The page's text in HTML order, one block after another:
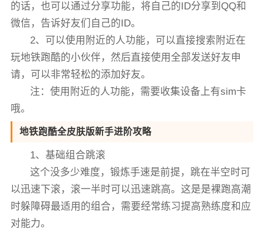
的话，也可以通过分享功能，将自己的ID分享到QQ和
微信，告诉好友们自己的ID。
2、可以使用附近的人功能，可以直接搜索附近在
玩地铁跑酷的小伙伴，然后直接使用全部发送好友申
请，可以非常轻松的添加好友。
注：使用附近的人功能，需要收集设备上有sim卡
哦。
地铁跑酷全皮肤版新手进阶攻略
1、基础组合跳滚
这个没多少难度，锻炼手速是前提，跳在半空时可
以迅速下滚，滚一半时可以迅速跳高。这是是裸跑高潮
时躲障碍最适用的组合，需要经常练习提高熟练度和应
对能力。